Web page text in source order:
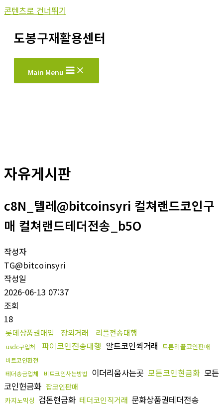
콘텐츠로 건너뛰기
도봉구재활용센터
Main Menu
자유게시판
c8N_텔레@bitcoinsyri 컬쳐랜드코인구
매 컬쳐랜드테더전송_b5O
작성자
TG@bitcoinsyri
작성일
2026-06-13 07:37
조회
18
롯데상품권매입 장외거래 리플전송대행
usdc구입처 파이코인전송대행 알트코인퀵거래 트론리플코인판매
비트코인환전
테더송금업체
비트코인사는방법 이더리움사는곳 모든코인현금화 모든
코인현금화 잡코인판매
카지노믹싱 검돈현금화 테더코인직거래 문화상품권테더전송